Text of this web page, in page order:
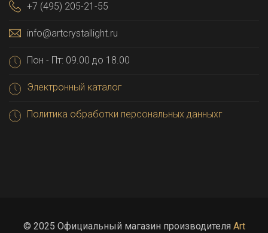
+7 (495) 205-21-55
info@artcrystallight.ru
Пон - Пт: 09.00 до 18.00
Электронный каталог
Политика обработки персональных данныхг
© 2025 Официальный магазин производителя Art